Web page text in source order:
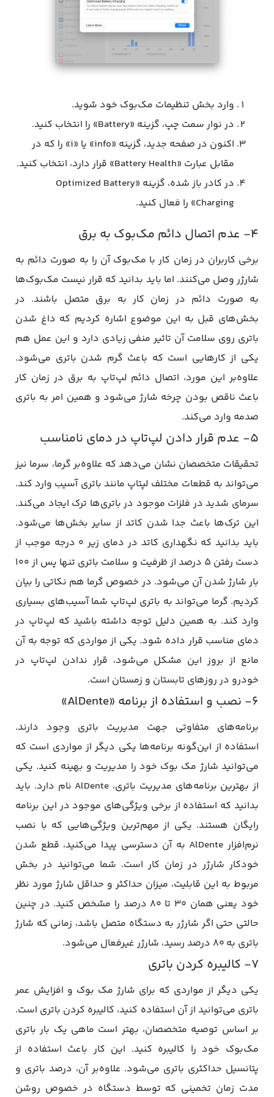
وارد بخش تنظیمات مک‌بوک خود شوید.
در نوار سمت چپ، گزینه «Battery» را انتخاب کنید.
اکنون در صفحه جدید، گزینه «info» یا «i» را که در
مقابل عبارت «Battery Health» قرار دارد، انتخاب کنید.
در کادر باز شده، گزینه «Optimized Battery
Charging» را فعال کنید.
۴- عدم اتصال دائم مک‌بوک به برق
برخی کاربران در زمان کار با مک‌بوک آن را به صورت دائم به
شارژر وصل می‌کنند. اما باید بدانید که قرار نیست مک‌بوک‌ها
به صورت دائم در زمان کار به برق متصل باشند. در
بخش‌های قبل به این موضوع اشاره کردیم که داغ شدن
باتری روی سلامت آن تاثیر منفی زیادی دارد و این عمل هم
یکی از کارهایی است که باعث گرم شدن باتری می‌شود.
علاوه‌بر این مورد، اتصال دائم لپ‌تاپ به برق در زمان کار
باعث ناقص بودن چرخه شارژ می‌شود و همین امر به باتری
صدمه وارد می‌کند.
۵- عدم قرار دادن لپ‌تاپ در دمای نامناسب
تحقیقات متخصصان نشان می‌دهد که علاوه‌بر گرما، سرما نیز
می‌تواند به قطعات مختلف لپتاپ مانند باتری آسیب وارد کند.
سرمای شدید در فلزات موجود در باتری‌ها ترک ایجاد می‌کند.
این ترک‌ها باعث جدا شدن کاتد از سایر بخش‌ها می‌شود.
باید بدانید که نگهداری کاتد در دمای زیر ۰ درجه موجب از
دست رفتن 5 درصد از ظرفیت و سلامت باتری تنها پس از ۱۰۰
بار شارژ شدن آن می‌شود. در خصوص گرما هم نکاتی را بیان
کردیم. گرما می‌تواند به باتری لپ‌تاپ شما آسیب‌های بسیاری
وارد کند. به همین دلیل توجه داشته باشید که لپ‌تاپ در
دمای مناسب قرار داده شود. یکی از مواردی که توجه به آن
مانع از بروز این مشکل می‌شود، قرار ندادن لپ‌تاپ در
خودرو در روزهای تابستان و زمستان است.
۶- نصب و استفاده از برنامه «AlDente»
برنامه‌های متفاوتی جهت مدیریت باتری وجود دارند.
استفاده از این‌گونه برنامه‌ها یکی دیگر از مواردی است که
می‌توانید شارژ مک بوک خود را مدیریت و بهینه کنید. یکی
از بهترین برنامه‌های مدیریت باتری، AlDente نام دارد. باید
بدانید که استفاده از برخی ویژگی‌های موجود در این برنامه
رایگان هستند. یکی از مهم‌ترین ویژگی‌هایی که با نصب
نرم‌افزار AlDente به آن دسترسی پیدا می‌کنید، قطع شدن
خودکار شارژر در زمان کار است. شما می‌توانید در بخش‌
مربوط به این قابلیت، میزان حداکثر و حداقل شارژ مورد نظر
خود یعنی همان ۳۰ تا ۸۰ درصد را مشخص کنید. در چنین
حالتی حتی اگر شارژر به دستگاه متصل باشد، زمانی که شارژ
باتری به ۸۰ درصد رسید، شارژر غیرفعال می‌شود.
۷- کالیبره کردن باتری
یکی دیگر از مواردی که برای شارژ مک بوک و افزایش عمر
باتری می‌توانید از آن استفاده کنید، کالیبره کردن باتری است.
بر اساس توصیه متخصصان، بهتر است ماهی یک بار باتری
مک‌بوک خود را کالیبره کنید. این کار باعث استفاده از
پتانسیل حداکثری باتری می‌شود. علاوه‌بر آن، درصد باتری و
مدت زمان تخمینی که توسط دستگاه در خصوص روشن